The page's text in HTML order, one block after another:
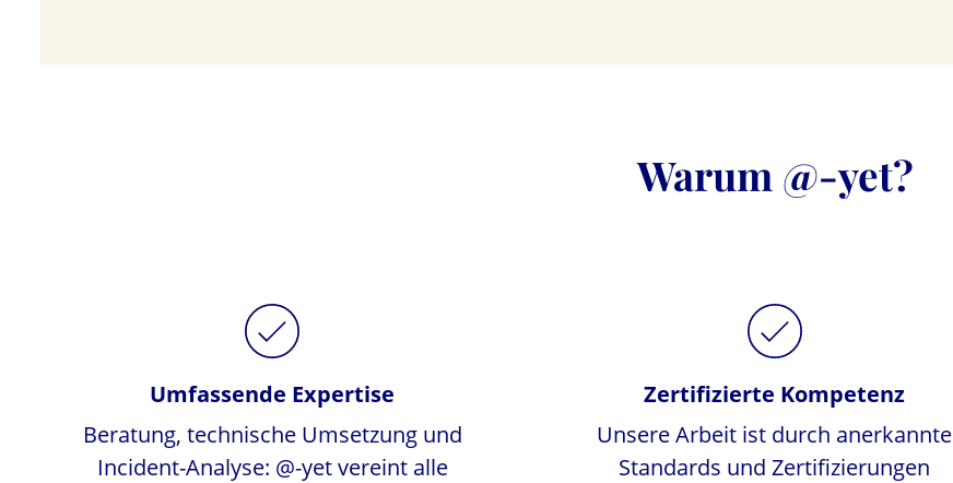
Warum @-yet?
Umfassende Expertise
Beratung, technische Umsetzung und
Incident-Analyse: @-yet vereint alle
Zertifizierte Kompetenz
Unsere Arbeit ist durch anerkannte
Standards und Zertifizierungen